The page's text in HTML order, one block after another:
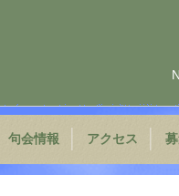
句会情報 アクセス